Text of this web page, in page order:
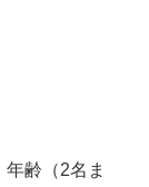
齢（2名ま